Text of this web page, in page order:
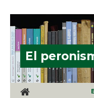
El